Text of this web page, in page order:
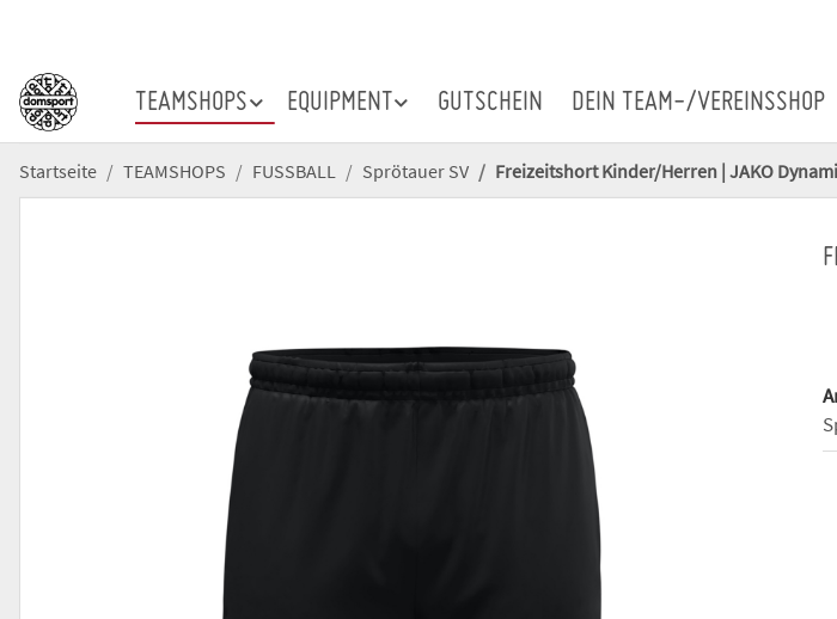
TEAMSHOPS EQUIPMENT GUTSCHEIN DEIN TEAM-/VEREINSSHOP
Startseite TEAMSHOPS FUSSBALL Sprötauer SV Freizeitshort Kinder/Herren | JAKO